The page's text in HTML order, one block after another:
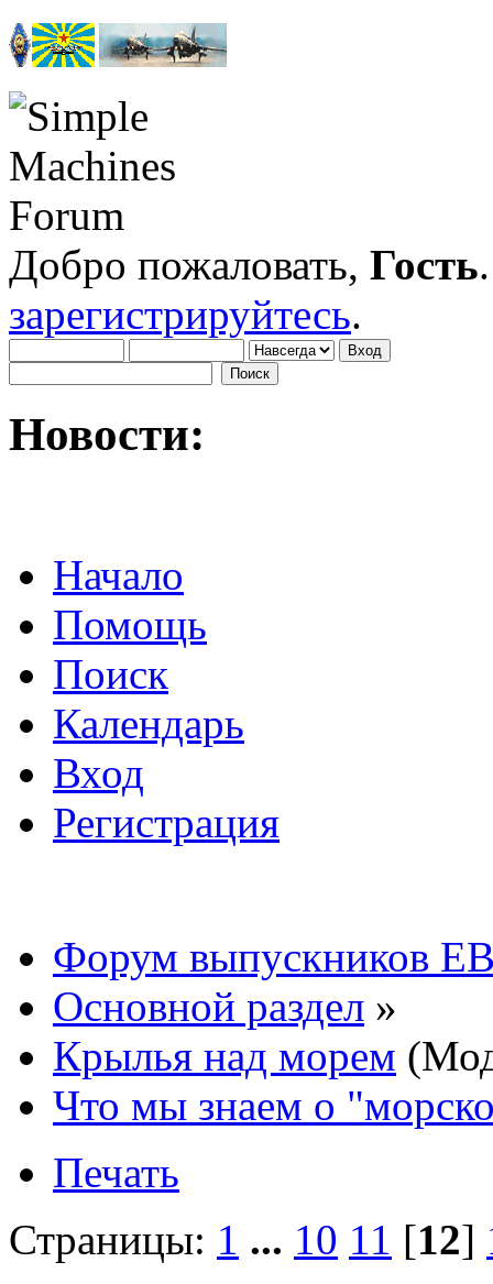
Добро пожаловать, Гость
зарегистрируйтесь.
Новости:
Начало
Помощь
Поиск
Календарь
Вход
Регистрация
Форум выпускников
Основной раздел »
Крылья над морем
Что мы знаем о
Печать
Страницы: 1 ... 10 11 [12]